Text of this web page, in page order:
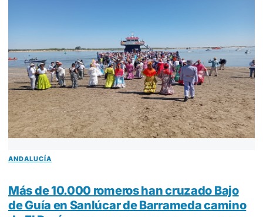
ANDALUCÍA
Más de 10.000 romeros han cruzado Bajo
de Guía en Sanlúcar de Barrameda camino